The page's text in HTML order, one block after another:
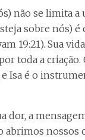
não se limita
sobre nós)
19:21). Sua
toda a criação.
Isa é o
a
abrimos nossos